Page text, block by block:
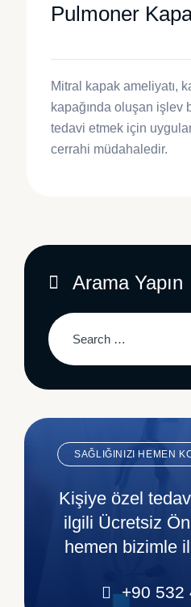
AMELIYATI
Pulmoner
Mitral kapak ameliyatı,
kapağında oluşan işlev
tedavi etmek için
cerrahi müdahaledir.
Arama Yapın
SAĞLIĞINIZI HEMEN
Kişiye özel
ilgili Ücretsiz
hemen bizimle
+90 532